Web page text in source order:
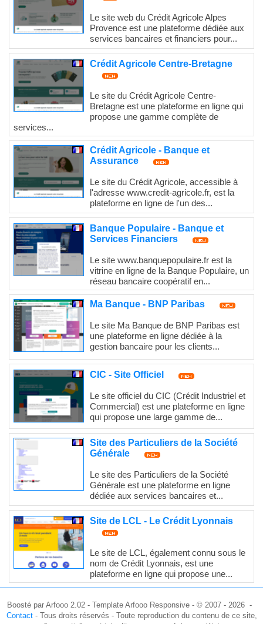
Le site web du Crédit Agricole Alpes
Provence est une plateforme dédiée aux
services bancaires et financiers pour...
Crédit Agricole Centre-Bretagne
Le site du Crédit Agricole Centre-
Bretagne est une plateforme en ligne qui
propose une gamme complète de
services...
Crédit Agricole - Banque et
Assurance
Le site du Crédit Agricole, accessible à
l'adresse www.credit-agricole.fr, est la
plateforme en ligne de l'un des...
Banque Populaire - Banque et
Services Financiers
Le site www.banquepopulaire.fr est la
vitrine en ligne de la Banque Populaire, un
réseau bancaire coopératif en...
Ma Banque - BNP Paribas
Le site Ma Banque de BNP Paribas est
une plateforme en ligne dédiée à la
gestion bancaire pour les clients...
CIC - Site Officiel
Le site officiel du CIC (Crédit Industriel et
Commercial) est une plateforme en ligne
qui propose une large gamme de...
Site des Particuliers de la Société
Générale
Le site des Particuliers de la Société
Générale est une plateforme en ligne
dédiée aux services bancaires et...
Site de LCL - Le Crédit Lyonnais
Le site de LCL, également connu sous le
nom de Crédit Lyonnais, est une
plateforme en ligne qui propose une...
Boosté par Arfooo 2.02 - Template Arfooo Responsive - © 2007 - 2026 -
Contact- Tous droits réservés - Toute reproduction du contenu de ce site,